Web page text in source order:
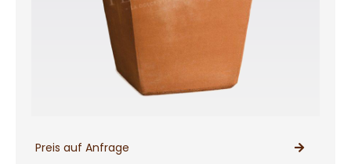
Preis auf Anfrage
PRODUKT ANSEHEN